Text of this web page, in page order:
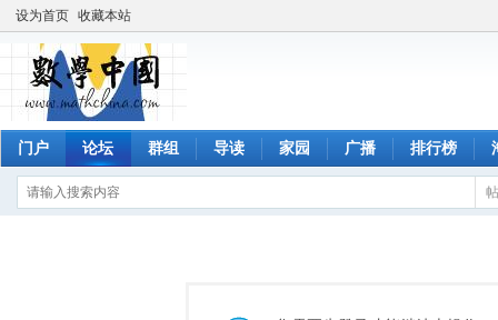
设为首页 收藏本站
门户 论坛 群组 导读 家园 广播 排行榜